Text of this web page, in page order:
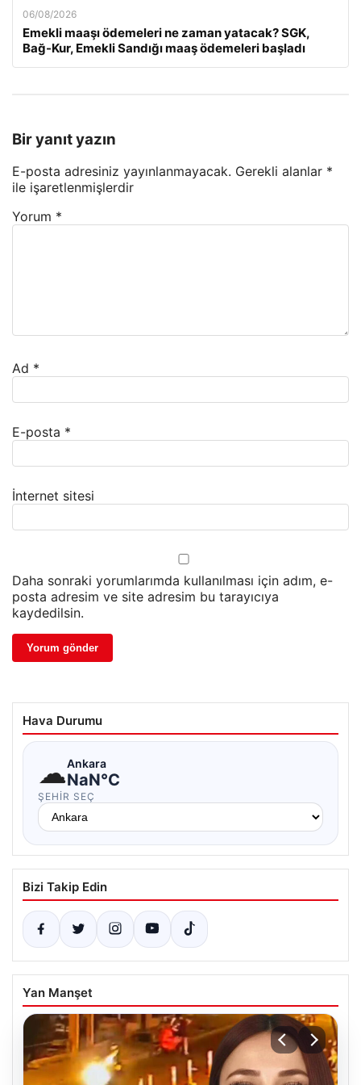
06/08/2026
Emekli maaşı ödemeleri ne zaman yatacak? SGK,
Bağ-Kur, Emekli Sandığı maaş ödemeleri başladı
Bir yanıt yazın
E-posta adresiniz yayınlanmayacak. Gerekli alanlar *
ile işaretlenmişlerdir
Yorum *
Ad *
E-posta *
İnternet sitesi
Daha sonraki yorumlarımda kullanılması için adım, e-
posta adresim ve site adresim bu tarayıcıya
kaydedilsin.
Hava Durumu
☁Ankara
NaN°C
ŞEHIR SEÇ
Bizi Takip Edin
Yan Manşet